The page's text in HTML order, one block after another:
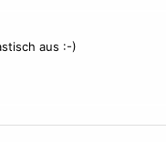
aus :-)